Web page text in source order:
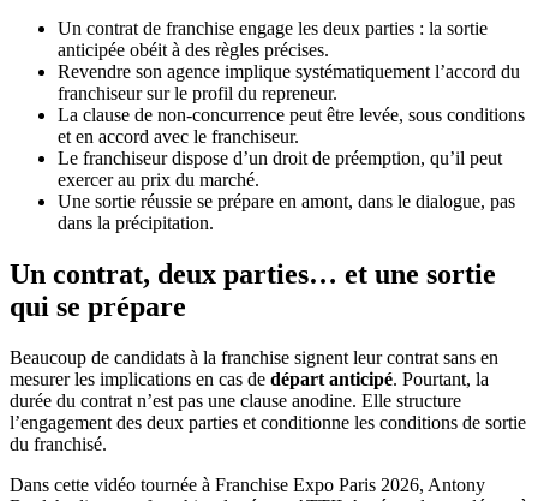
Un contrat de franchise engage les deux parties : la sortie
anticipée obéit à des règles précises.
Revendre son agence implique systématiquement l’accord du
franchiseur sur le profil du repreneur.
La clause de non-concurrence peut être levée, sous conditions
et en accord avec le franchiseur.
Le franchiseur dispose d’un droit de préemption, qu’il peut
exercer au prix du marché.
Une sortie réussie se prépare en amont, dans le dialogue, pas
dans la précipitation.
Un contrat, deux parties… et une sortie
qui se prépare
Beaucoup de candidats à la franchise signent leur contrat sans en
mesurer les implications en cas de départ anticipé. Pourtant, la
durée du contrat n’est pas une clause anodine. Elle structure
l’engagement des deux parties et conditionne les conditions de sortie
du franchisé.
Dans cette vidéo tournée à Franchise Expo Paris 2026, Antony